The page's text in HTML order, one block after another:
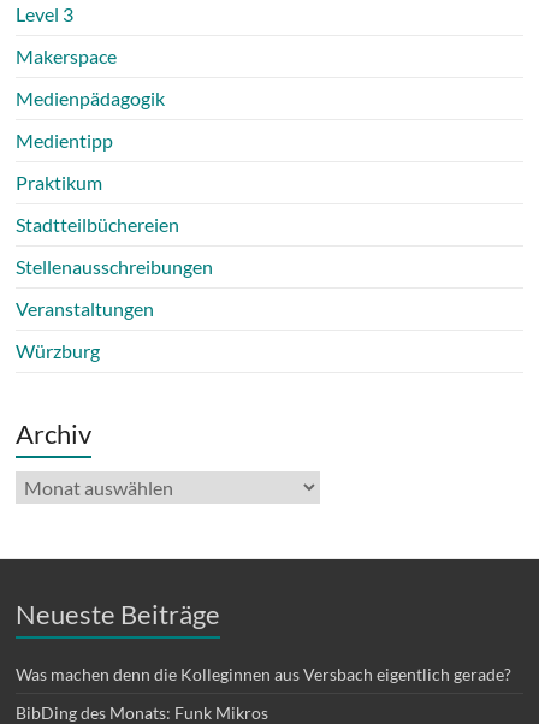
Level 3
Makerspace
Medienpädagogik
Medientipp
Praktikum
Stadtteilbüchereien
Stellenausschreibungen
Veranstaltungen
Würzburg
Archiv
Archiv
Neueste Beiträge
Was machen denn die Kolleginnen aus Versbach eigentlich gerade?
BibDing des Monats: Funk Mikros